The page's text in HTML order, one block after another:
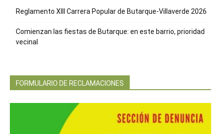
Reglamento XIII Carrera Popular de Butarque-Villaverde 2026
Comienzan las fiestas de Butarque: en este barrio, prioridad
vecinal
FORMULARIO DE RECLAMACIONES